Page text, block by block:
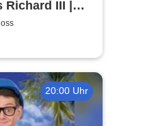
III |
Brühl
20:00 Uhr